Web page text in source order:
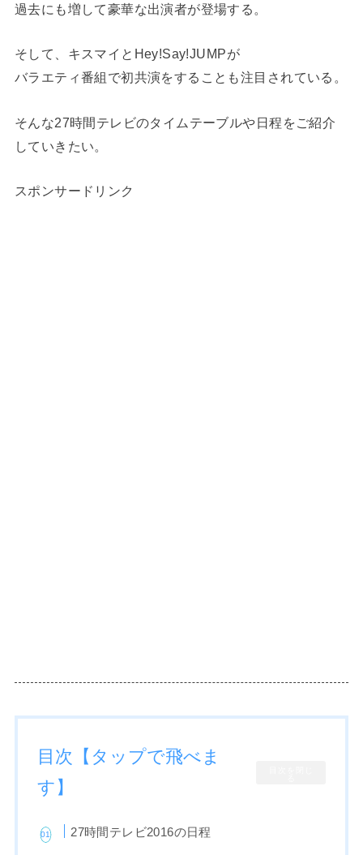
過去にも増して豪華な出演者が登場する。
そして、キスマイとHey!Say!JUMPが
バラエティ番組で初共演をすることも注目されている。
そんな27時間テレビのタイムテーブルや日程をご紹介
していきたい。
スポンサードリンク
目次【タップで飛べま
す】
27時間テレビ2016の日程